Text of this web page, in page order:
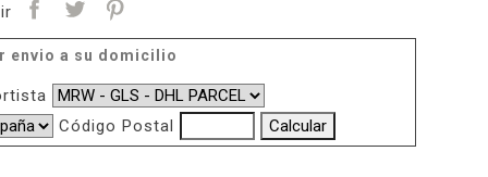
envio a su domicilio
Código Postal